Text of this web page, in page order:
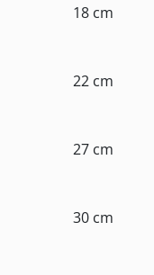
18 cm
22 cm
27 cm
30 cm